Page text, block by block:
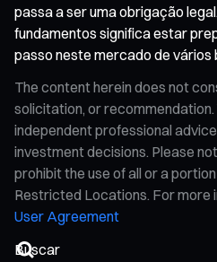
passa a ser uma obrigação
fundamentos significa estar
passo neste mercado de vários
The content herein does not
solicitation, or recommendation.
independent professional
investment decisions. Please
prohibit the use of all or a
Restricted Locations. For more
User Agreement